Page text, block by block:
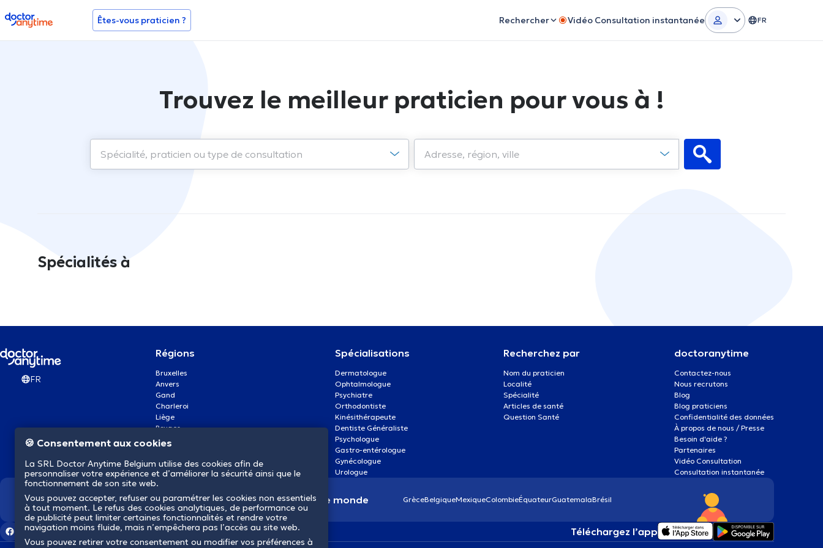
doctoranytime Êtes-vous praticien ? Rechercher Vidéo Consultation instantanée FR
Trouvez le meilleur praticien pour vous à !
Spécialités à
FR
Régions
Bruxelles
Anvers
Gand
Charleroi
Liège
Bruges
Namur
Mons
Aalst Flandre-Orientale
Spécialisations
Dermatologue
Ophtalmologue
Psychiatre
Orthodontiste
Kinésithérapeute
Dentiste Généraliste
Psychologue
Gastro-entérologue
Gynécologue
Urologue
Recherchez par
Nom du praticien
Localité
Spécialité
Articles de santé
Question Santé
doctoranytime
Contactez-nous
Nous recrutons
Blog
Blog praticiens
Confidentialité des données
À propos de nous / Presse
Besoin d'aide ?
Partenaires
Vidéo Consultation
Consultation instantanée
Nous révolutionnons la santé dans le monde GrèceBelgiqueMexiqueColombieÉquateurGuatemalaBrésil
Téléchargez l’app
🍪 Consentement aux cookies
La SRL Doctor Anytime Belgium utilise des cookies afin de
personnaliser votre expérience et d’améliorer la sécurité ainsi que le
fonctionnement de son site web.
Vous pouvez accepter, refuser ou paramétrer les cookies non essentiels
à tout moment. Le refus des cookies analytiques, de performance ou
de publicité peut limiter certaines fonctionnalités et rendre votre
navigation moins fluide, mais n’empêchera pas l’accès au site web.
Vous pouvez retirer votre consentement ou modifier vos préférences à